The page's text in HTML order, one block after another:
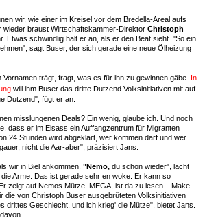
wir, wie einer im Kreisel vor dem Bredella-Areal aufs
wieder braust Wirtschaftskammer-Direktor Christoph
Etwas schwindlig hält er an, als er den Beat sieht. "So ein
sagt Buser, der sich gerade eine neue Ölheizung
trägt, fragt, was es für ihn zu gewinnen gäbe.
In
will ihm Buser das dritte Dutzend Volksinitiativen mit auf
Dutzend", fügt er an.
misslungenen Deals? Ein wenig, glaube ich. Und noch
dass er im Elsass ein Auffangzentrum für Migranten
24 Stunden wird abgeklärt, wer kommen darf und wer
nicht die Aar-aber", präzisiert Jans.
wir in Biel ankommen. "Nemo, du schon wieder", lacht
Arme. Das ist gerade sehr en woke. Er kann so
zeigt auf Nemos Mütze. MEGA, ist da zu lesen – Make
die von Christoph Buser ausgebrüteten Volksinitiativen
drittes Geschlecht, und ich krieg' die Mütze", bietet Jans.